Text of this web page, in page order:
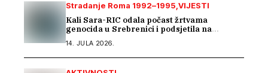
Stradanje Roma 1992–1995 VIJESTI
Kali Sara-RIC odala počast žrtvama
genocida u Srebrenici i podsjetila na
14. JULA 2026.